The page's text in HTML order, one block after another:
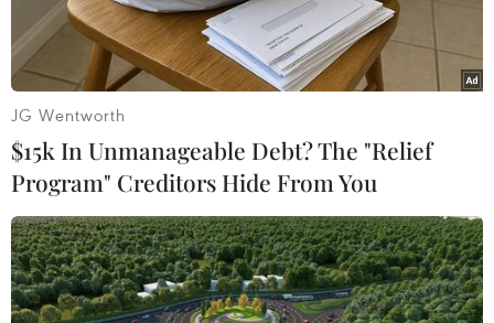
JG Wentworth
$15k In Unmanageable Debt? The "Relief
Program" Creditors Hide From You